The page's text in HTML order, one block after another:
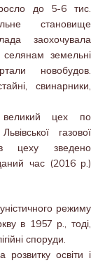
до 5-6 тис.
становище
заохочувала
селянам земельні
новобудов.
свинарники,
цех по
газової
цеху зведено
час (2016 р.)
режиму
в 1957 р., тоді,
споруди.
розвитку освіти і